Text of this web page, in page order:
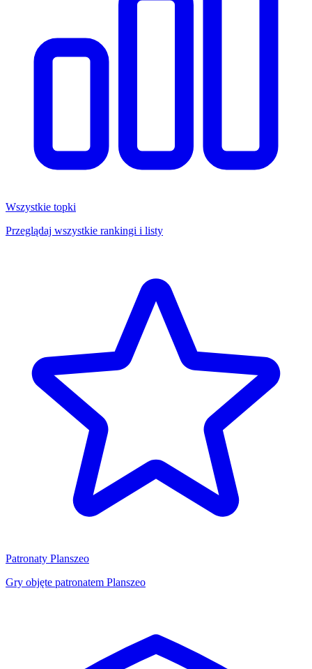
Wszystkie topki
Przeglądaj wszystkie rankingi i listy
Patronaty Planszeo
Gry objęte patronatem Planszeo